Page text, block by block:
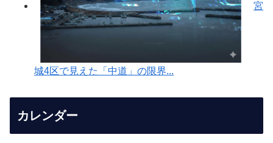
宮
城4区で見えた「中道」の限界...
カレンダー